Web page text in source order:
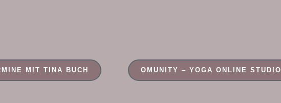
MIT TINA BUCH OMUNITY – YOGA ONLINE STUDIO